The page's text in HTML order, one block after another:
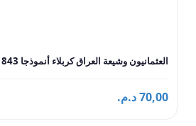
العثمانيون وشيعة العراق كربلاء أنموذجا 1843
70,00 د.م.